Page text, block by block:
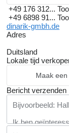
+49 176 312...
+49 6898 91...
dinarik-gmbh.de
Adres
Duitsland
Lokale tijd
Maak
Bericht verzenden